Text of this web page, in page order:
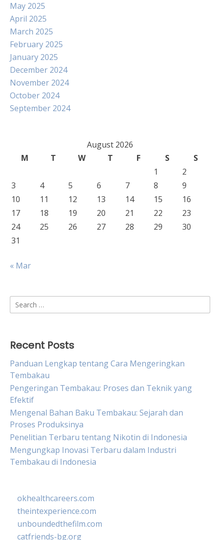
May 2025
April 2025
March 2025
February 2025
January 2025
December 2024
November 2024
October 2024
September 2024
August 2026
M
T W T F S
S
1
2
3
4 5 6 7 8
9
10
11 12 13 14 15
16
17
18 19 20 21 22
23
24
25 26 27 28 29
30
31
« Mar
Search
for:
Recent Posts
Panduan Lengkap tentang Cara Mengeringkan
Tembakau
Pengeringan Tembakau: Proses dan Teknik yang
Efektif
Mengenal Bahan Baku Tembakau: Sejarah dan
Proses Produksinya
Penelitian Terbaru tentang Nikotin di Indonesia
Mengungkap Inovasi Terbaru dalam Industri
Tembakau di Indonesia
okhealthcareers.com
theintexperience.com
unboundedthefilm.com
catfriends-bg.org